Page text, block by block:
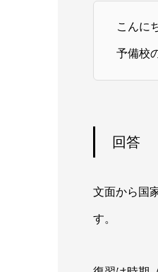
こんに
予備校
回答
文面から国
す。